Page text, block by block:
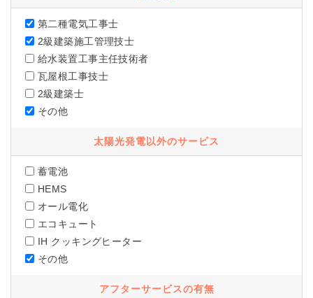
第二種電気工事士
2級建築施工管理技士
給水装置工事主任技術者
瓦屋根工事技士
2級建築士
その他
太陽光発電以外のサービス
蓄電池
HEMS
オール電化
エコキュート
IH クッキングヒーター
その他
アフターサービスの有無